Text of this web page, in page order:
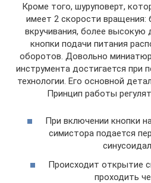
Кроме того, шуруповерт,
имеет 2 скорости вращения:
вкручивания, более высокую
кнопки подачи питания
оборотов. Довольно
инструмента достигается при
технологии. Его основной
Принцип работы
При включении кнопки
симистора подается
Происходит открытие
проходить